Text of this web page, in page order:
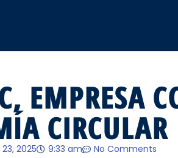
EMPRESA
CIRCULAR
2025 9:33 am No Comments